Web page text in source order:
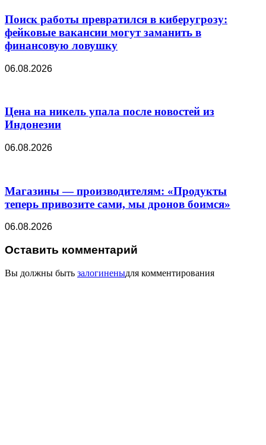
Поиск работы превратился в киберугрозу:
фейковые вакансии могут заманить в
финансовую ловушку
06.08.2026
Цена на никель упала после новостей из
Индонезии
06.08.2026
Магазины — производителям: «Продукты
теперь привозите сами, мы дронов боимся»
06.08.2026
Оставить комментарий
Вы должны быть залогиненыдля комментирования